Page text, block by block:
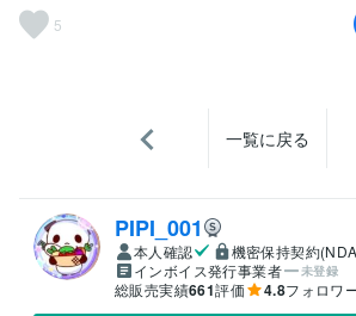
5
一覧に戻る
PIPI_001
本人確認
機密保持契約
インボイス発行事業者
未登録
総販売実績661評価 4.8フォロワ